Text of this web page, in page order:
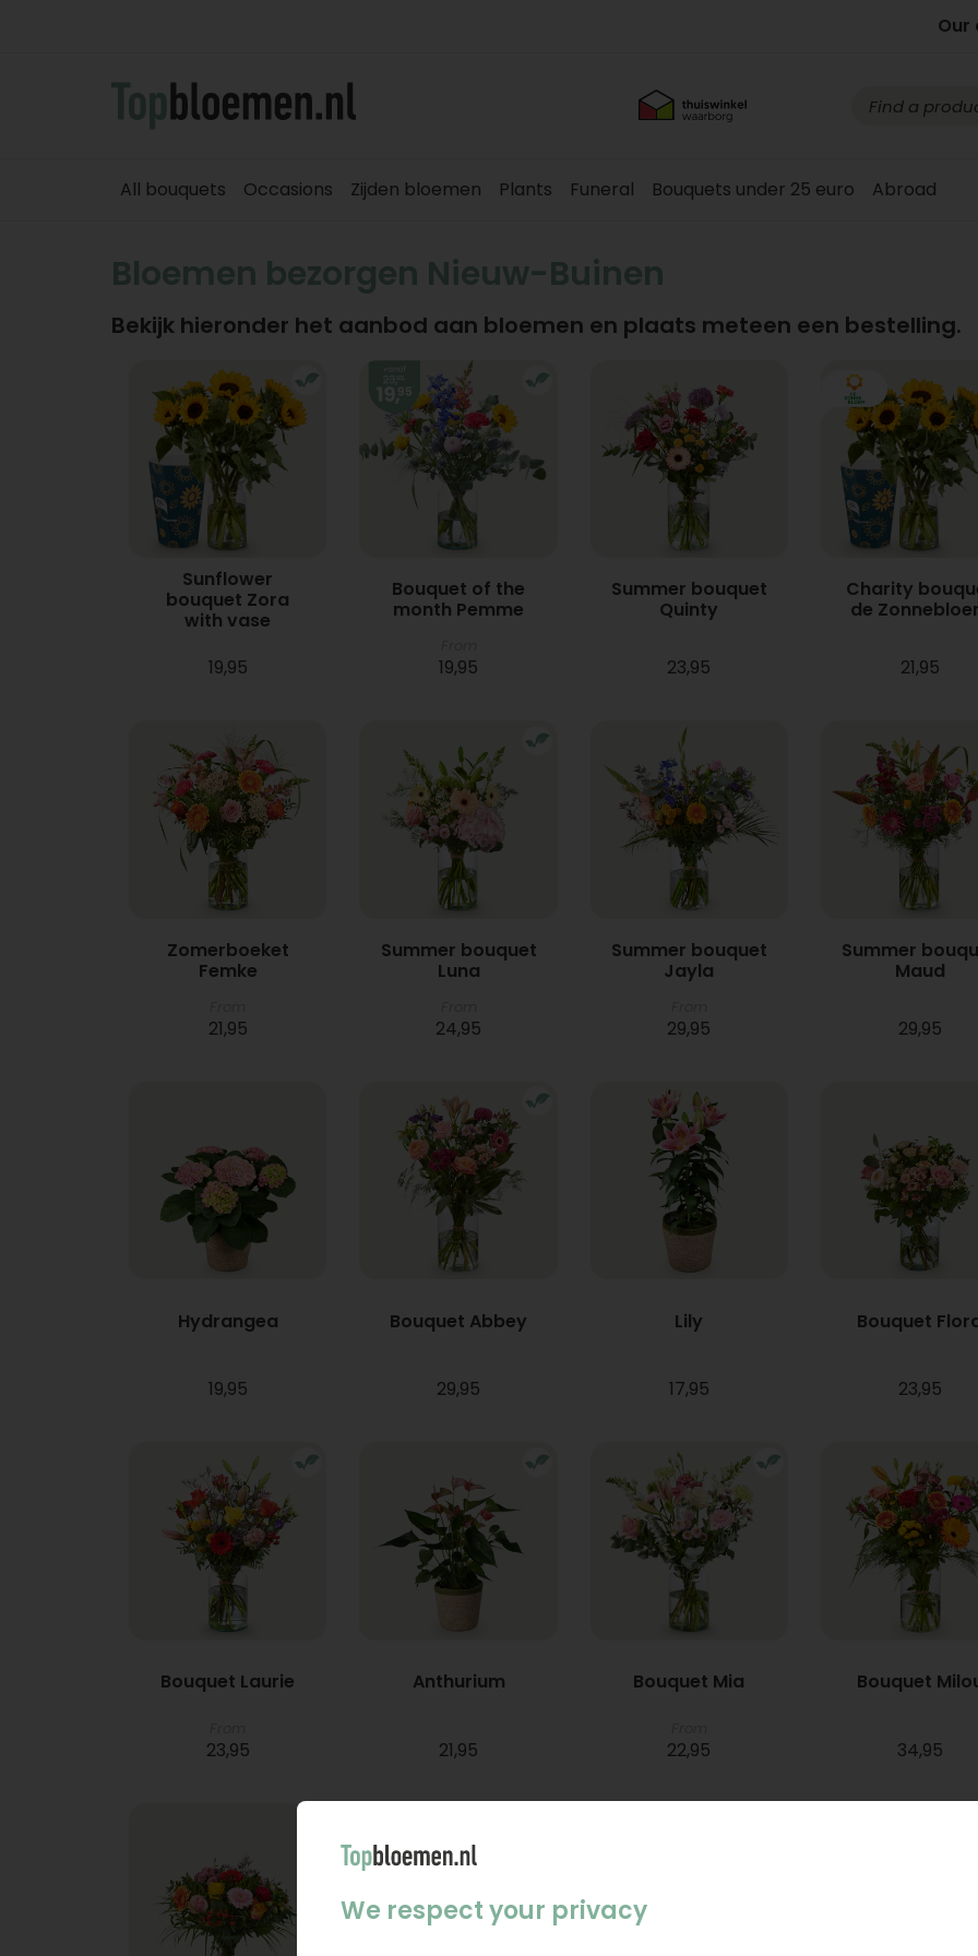
Our
All bouquets Occasions Zijden bloemen Plants Funeral Bouquets under 25 euro Abroad
Bloemen bezorgen Nieuw-Buinen
Bekijk hieronder het aanbod aan bloemen en plaats meteen een bestelling.
Sunflower
bouquet Zora
with vase
19,95
Bouquet of the
month Pemme
19,95
Summer bouquet
Quinty
23,95
Charity
de
21,95
Zomerboeket
Femke
21,95
Summer bouquet
Luna
24,95
Summer bouquet
Jayla
29,95
Summer
Maud
29,95
Hydrangea
19,95
Bouquet Abbey
29,95
Lily
17,95
Bouquet
23,95
Bouquet Laurie
23,95
Anthurium
21,95
Bouquet Mia
22,95
Bouquet
34,95
We respect your privacy